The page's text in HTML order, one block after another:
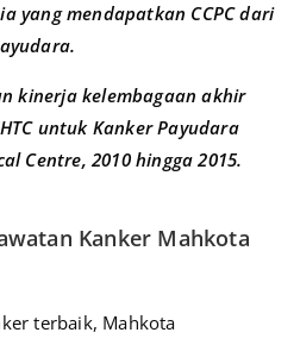
yang mendapatkan CCPC dari
kinerja kelembagaan akhir
untuk Kanker Payudara
Centre, 2010 hingga 2015.
Kanker Mahkota
terbaik, Mahkota